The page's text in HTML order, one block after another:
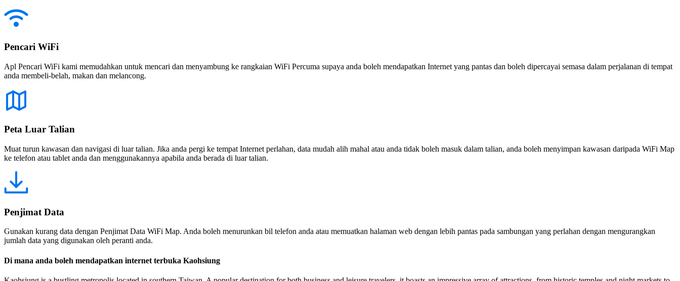
Pencari WiFi
Apl Pencari WiFi kami memudahkan untuk mencari dan menyambung ke rangkaian WiFi Percuma supaya anda boleh mendapatkan Internet yang pantas dan boleh dipercayai semasa dalam perjalanan di tempat
anda membeli-belah, makan dan melancong.
Peta Luar Talian
Muat turun kawasan dan navigasi di luar talian. Jika anda pergi ke tempat Internet perlahan, data mudah alih mahal atau anda tidak boleh masuk dalam talian, anda boleh menyimpan kawasan daripada WiFi Map
ke telefon atau tablet anda dan menggunakannya apabila anda berada di luar talian.
Penjimat Data
Gunakan kurang data dengan Penjimat Data WiFi Map. Anda boleh menurunkan bil telefon anda atau memuatkan halaman web dengan lebih pantas pada sambungan yang perlahan dengan mengurangkan
jumlah data yang digunakan oleh peranti anda.
Di mana anda boleh mendapatkan internet terbuka Kaohsiung